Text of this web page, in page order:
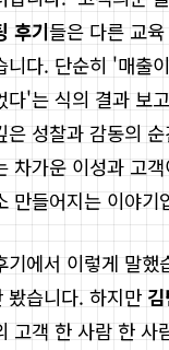
후기들은 다른 교
니다. 단순히 '매출
다'는 식의 결과 보
은 성찰과 감동의
차가운 이성과 고
만들어지는 이야기
에서 이렇게 말했
봤습니다. 하지만
고객 한 사람 한 사